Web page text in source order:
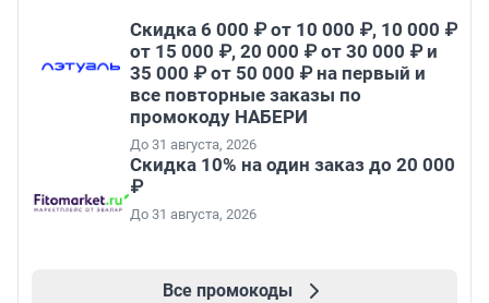
Скидка 6 000 ₽ от 10 000 ₽, 10 000 ₽
от 15 000 ₽, 20 000 ₽ от 30 000 ₽ и
35 000 ₽ от 50 000 ₽ на первый и
все повторные заказы по
промокоду НАБЕРИ
До 31 августа, 2026
Скидка 10% на один заказ до 20 000
₽
До 31 августа, 2026
Все промокоды